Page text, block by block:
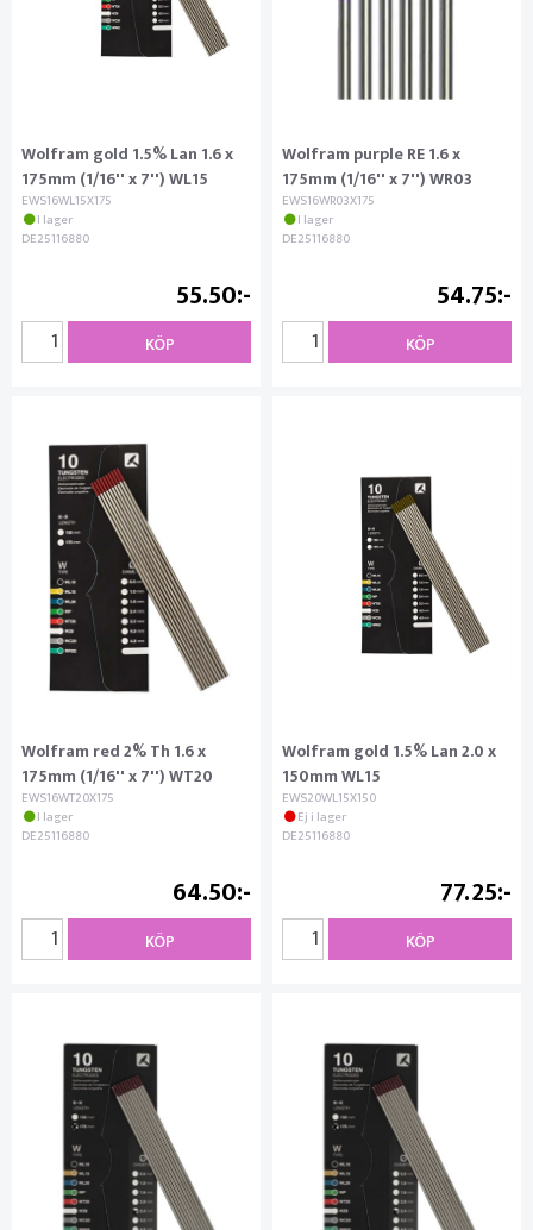
Wolfram gold 1.5% Lan 1.6 x
175mm (1/16'' x 7'') WL15
EWS16WL15X175
I lager
DE25116880
55.50
KÖP
Wolfram purple RE 1.6 x
175mm (1/16'' x 7'') WR03
EWS16WR03X175
I lager
DE25116880
54.75
KÖP
Wolfram red 2% Th 1.6 x
175mm (1/16'' x 7'') WT20
EWS16WT20X175
I lager
DE25116880
64.50
KÖP
Wolfram gold 1.5% Lan 2.0 x
150mm WL15
EWS20WL15X150
Ej i lager
DE25116880
77.25
KÖP